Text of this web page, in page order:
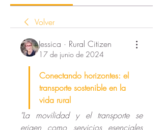
Volver
Jessica · Rural Citizen
17 de junio de 2024
Conectando horizontes: el
transporte sostenible en la
vida rural
"La movilidad y el transporte se
erigen como servicios esenciales